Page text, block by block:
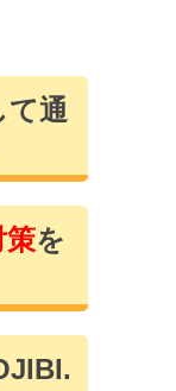
て通
策を